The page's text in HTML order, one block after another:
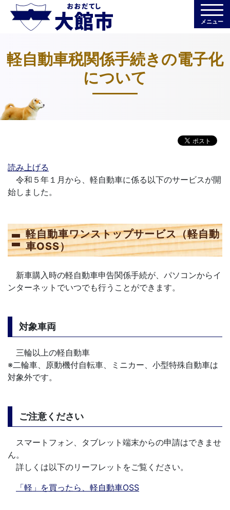
メニュー
軽自動車税関係手続きの電子化
について
読み上げる
令和５年１月から、軽自動車に係る以下のサービスが開
始しました。
軽自動車ワンストップサービス（軽自動
車OSS）
新車購入時の軽自動車申告関係手続が、パソコンからイ
ンターネットでいつでも行うことができます。
対象車両
三輪以上の軽自動車
※二輪車、原動機付自転車、ミニカー、小型特殊自動車は
対象外です。
ご注意ください
スマートフォン、タブレット端末からの申請はできませ
ん。
詳しくは以下のリーフレットをご覧ください。
「軽」を買ったら、軽自動車OSS